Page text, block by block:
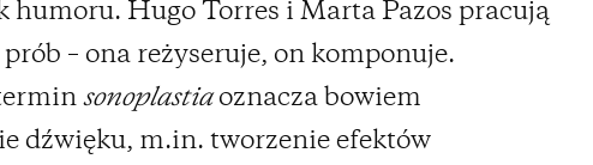
humoru. Hugo Torres i Marta Pazos pracują
– ona reżyseruje, on komponuje.
sonoplastiaoznacza bowiem
dźwięku, m.in. tworzenie efektów